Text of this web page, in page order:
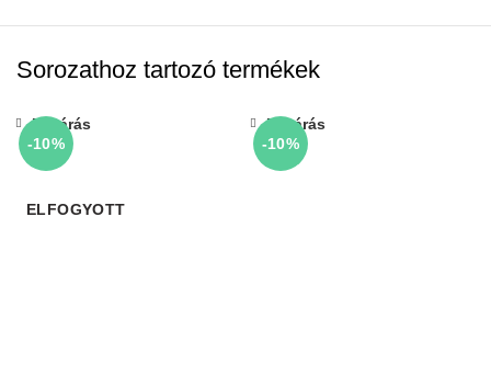
Sorozathoz tartozó termékek
-10%
ELFOGYOTT
Bezárás
-10%
Bezárás